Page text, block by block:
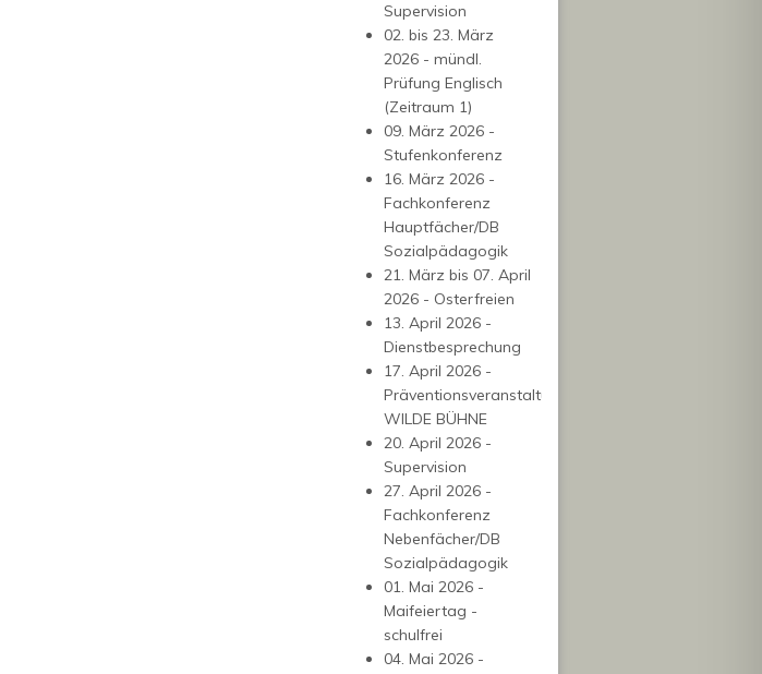
Supervision
02. bis 23. März
2026 - mündl.
Prüfung Englisch
(Zeitraum 1)
09. März 2026 -
Stufenkonferenz
16. März 2026 -
Fachkonferenz
Hauptfächer/DB
Sozialpädagogik
21. März bis 07. April
2026 - Osterfreien
13. April 2026 -
Dienstbesprechung
17. April 2026 -
Präventionsveranstaltung
WILDE BÜHNE
20. April 2026 -
Supervision
27. April 2026 -
Fachkonferenz
Nebenfächer/DB
Sozialpädagogik
01. Mai 2026 -
Maifeiertag -
schulfrei
04. Mai 2026 -